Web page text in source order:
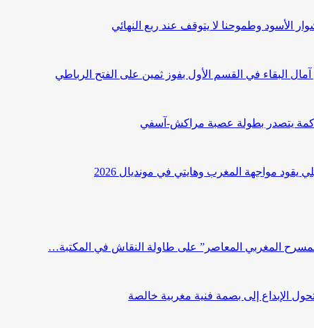
الأسود وطموحنا لا يتوقف عند ربع النهائي
البقاء في القسم الأول بفوز ثمين على الفتح الرباطي
يتصدر بطولة عصبة مراكش-آسفي
يقود مواجهة المغرب وهايتي في مونديال 2026
المغربي المعاصر” على طاولة النقاش في المكتبة…
الإبداع إلى بصمة فنية مغربية خالصة